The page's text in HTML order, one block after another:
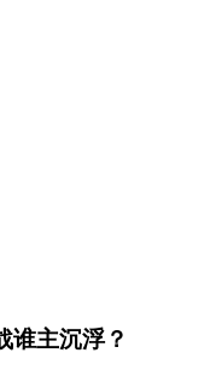
谁主沉浮？